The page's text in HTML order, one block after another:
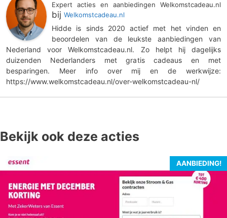
Expert acties en aanbiedingen Welkomstcadeau.nl
bij Welkomstcadeau.nl
Hidde is sinds 2020 actief met het vinden en
beoordelen van de leukste aanbiedingen van
Nederland voor Welkomstcadeau.nl. Zo helpt hij dagelijks
duizenden Nederlanders met gratis cadeaus en met
besparingen. Meer info over mij en de werkwijze:
https://www.welkomstcadeau.nl/over-welkomstcadeau-nl/
Bekijk ook deze acties
AANBIEDING!